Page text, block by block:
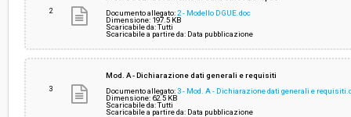
2
Documento allegato:2 - Modello DGUE.doc
Dimensione: 197.5 KB
Scaricabile da: Tutti
Scaricabile a partire da: Data pubblicazione
3
Mod. A - Dichiarazione dati generali e requisiti
Documento allegato:3 - Mod. A - Dichiarazione dati generali e
Dimensione: 62.5 KB
Scaricabile da: Tutti
Scaricabile a partire da: Data pubblicazione